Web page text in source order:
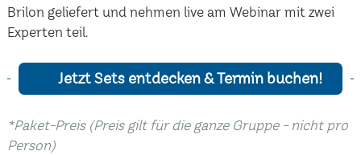
Brilon geliefert und nehmen live am Webinar mit zwei
Experten teil.
Jetzt Sets entdecken & Termin buchen!
*Paket-Preis (Preis gilt für die ganze Gruppe - nicht pro
Person)